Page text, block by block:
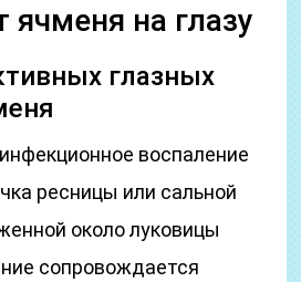
на глазу
глазных
воспаление
ресницы или сальной
около луковицы
сопровождается